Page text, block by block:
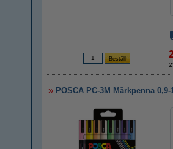
POSCA PC-3M Märkpenna